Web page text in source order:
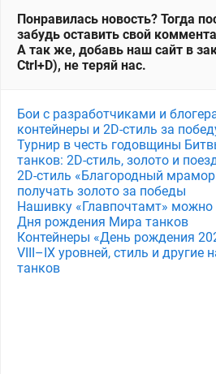
Понравилась новость? Тогда
забудь оставить свой
А так же, добавь наш сайт в
Ctrl+D), не теряй нас.
Бои с разработчиками и
контейнеры и 2D-стиль за
Турнир в честь годовщины
танков: 2D-стиль, золото и
2D-стиль «Благородный
получать золото за победы
Нашивку «Главпочтамт» можно
Дня рождения Мира танков
Контейнеры «День рождения
VIII–IX уровней, стиль и другие
танков